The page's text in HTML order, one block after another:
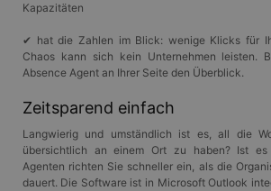
Kapazitäten
✔ hat die Zahlen im Blick: wenige Klicks für
Chaos kann sich kein Unternehmen leisten.
Absence Agent an Ihrer Seite den Überblick.
Zeitsparend einfach
Langwierig und umständlich ist es, all die
übersichtlich an einem Ort zu haben? Ist
Agenten richten Sie schneller ein, als die
dauert. Die Software ist in Microsoft Outlook